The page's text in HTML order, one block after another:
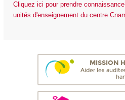
Cliquez ici pour prendre
unités d'enseignement du centre
MISSION
Aider les